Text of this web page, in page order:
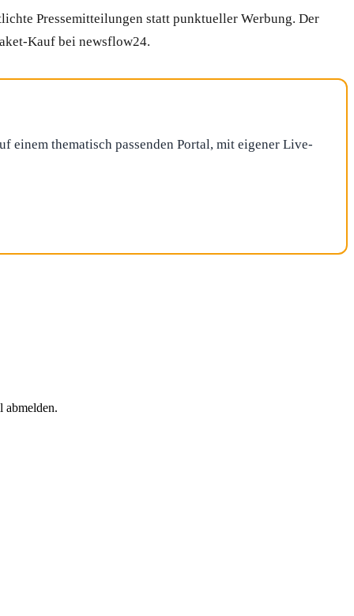
Pressemitteilungen statt punktueller Werbung. Der
Kauf bei newsflow24.
thematisch passenden Portal, mit eigener Live-
abmelden.